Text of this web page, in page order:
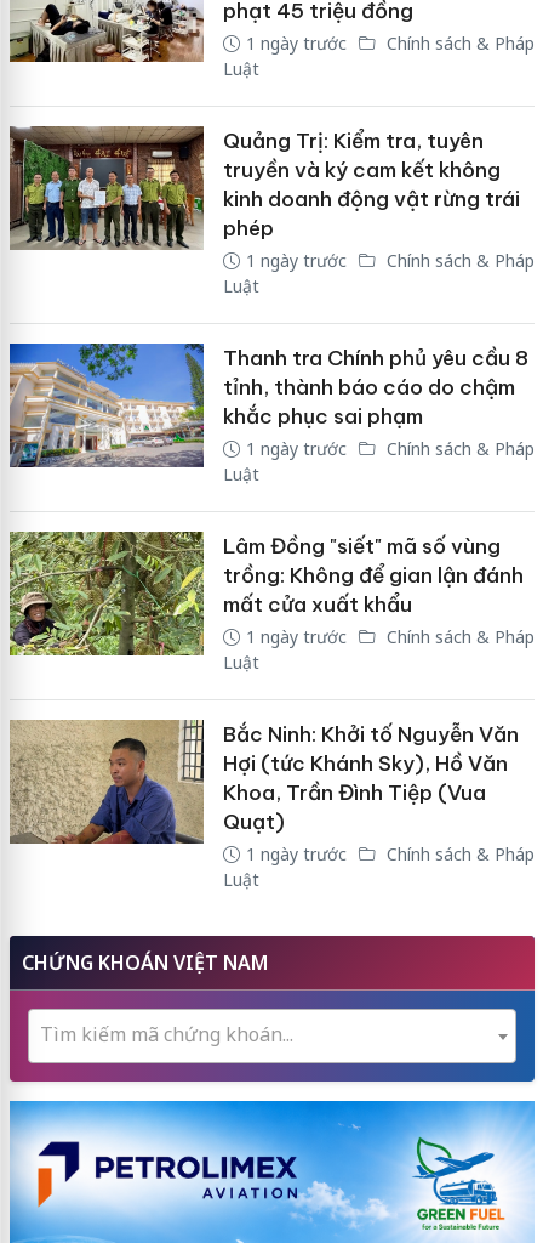
phạt 45 triệu đồng
1 ngày trước
Chính sách & Pháp
Luật
Quảng Trị: Kiểm tra, tuyên
truyền và ký cam kết không
kinh doanh động vật rừng trái
phép
1 ngày trước
Chính sách & Pháp
Luật
Thanh tra Chính phủ yêu cầu 8
tỉnh, thành báo cáo do chậm
khắc phục sai phạm
1 ngày trước
Chính sách & Pháp
Luật
Lâm Đồng "siết" mã số vùng
trồng: Không để gian lận đánh
mất cửa xuất khẩu
1 ngày trước
Chính sách & Pháp
Luật
Bắc Ninh: Khởi tố Nguyễn Văn
Hợi (tức Khánh Sky), Hồ Văn
Khoa, Trần Đình Tiệp (Vua
Quạt)
1 ngày trước
Chính sách & Pháp
Luật
CHỨNG KHOÁN VIỆT NAM
Tìm kiếm mã chứng khoán...